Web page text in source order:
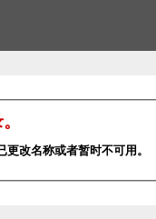
改名称或者暂时不可用。